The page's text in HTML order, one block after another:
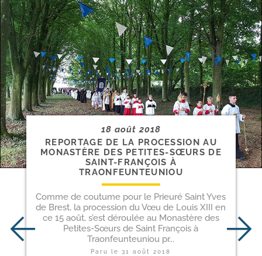
18 août 2018
REPORTAGE DE LA PROCESSION AU
MONASTÈRE DES PETITES-​SŒURS DE
SAINT-​FRANÇOIS À
TRAONFEUNTEUNIOU
Comme de coutume pour le Prieuré Saint Yves
de Brest, la procession du Vœu de Louis XIII en
ce 15 août, s’est déroulée au Monastère des
Petites-Sœurs de Saint François à
Traonfeunteuniou pr...
Paru le31 août 2018